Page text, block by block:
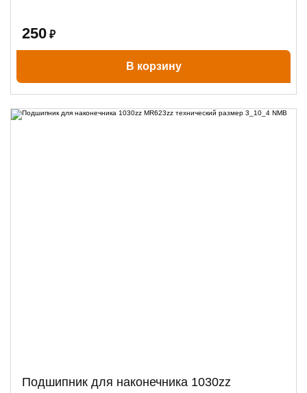
250 ₽
В корзину
Подшипник для наконечника 1030zz